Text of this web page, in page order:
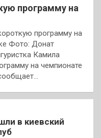
программу на
программу на
Фото: Донат
Камила
на чемпионате
в киевский